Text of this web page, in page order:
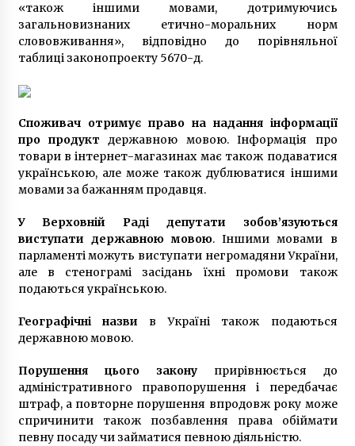
«також іншими мовами, дотримуючись
загальновизнаних етично-моральних норм
слововживання», відповідно до порівняльної
таблиці законопроекту 5670-д.
Споживач отримує право на надання інформації
про продукт державною мовою. Інформація про
товари в інтернет-магазинах має також подаватися
українською, але може також дублюватися іншими
мовами за бажанням продавця.
У Верховній Раді депутати зобов’язуються
виступати державною мовою. Іншими мовами в
парламенті можуть виступати негромадяни України,
але в стенограмі засідань їхні промови також
подаються українською.
Географічні назви в Україні також подаються
державною мовою.
Порушення цього законуприрівнюється до
адміністративного правопорушення і передбачає
штраф, а повторне порушення впродовж року може
спричинити також позбавлення права обіймати
певну посаду чи займатися певною діяльністю.